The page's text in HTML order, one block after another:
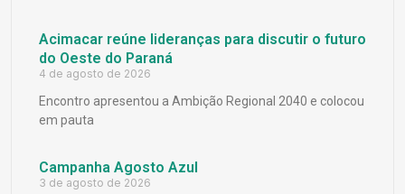
Acimacar reúne lideranças para discutir o futuro
do Oeste do Paraná
4 de agosto de 2026
Encontro apresentou a Ambição Regional 2040 e colocou
em pauta
Campanha Agosto Azul
3 de agosto de 2026